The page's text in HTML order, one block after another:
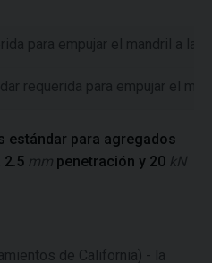
para empujar el mandril a la
requerida para empujar el
estándar para agregados
2.5 mm penetración y 20 kN
de California) - la